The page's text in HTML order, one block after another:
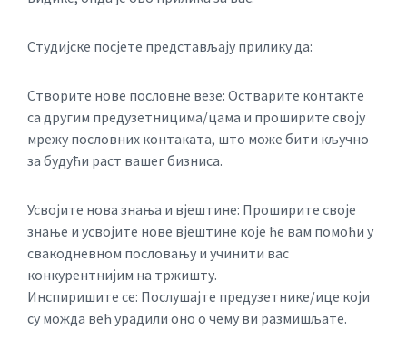
Студијске посјете представљају прилику да:
Створите нове пословне везе: Остварите контакте
са другим предузетницима/цама и проширите своју
мрежу пословних контаката, што може бити кључно
за будући раст вашег бизниса.
Усвојите нова знања и вјештине: Проширите своје
знање и усвојите нове вјештине које ће вам помоћи у
свакодневном пословању и учинити вас
конкурентнијим на тржишту.
Инспиришите се: Послушајте предузетнике/ице који
су можда већ урадили оно о чему ви размишљате.